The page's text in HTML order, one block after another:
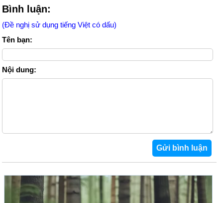
Bình luận:
(Đề nghị sử dụng tiếng Việt có dấu)
Tên bạn:
Nội dung: